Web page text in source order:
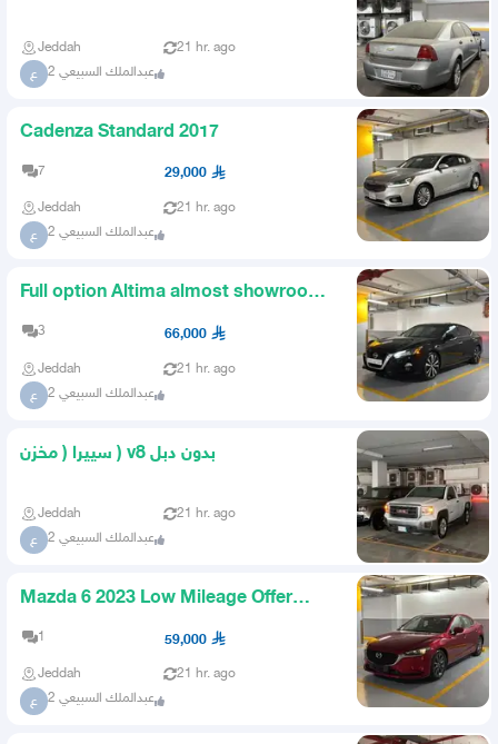
Jeddah 21 hr. ago
ع عبدالملك السبيعي 2
Cadenza Standard 2017
7 29,000
Jeddah 21 hr. ago
ع عبدالملك السبيعي 2
Full option Altima almost showroom
condition original
3 66,000
Jeddah 21 hr. ago
ع عبدالملك السبيعي 2
سييرا ( مخزن ) v8 بدون دبل
Jeddah 21 hr. ago
ع عبدالملك السبيعي 2
Mazda 6 2023 Low Mileage Offer
1 59,000
Jeddah 21 hr. ago
ع عبدالملك السبيعي 2